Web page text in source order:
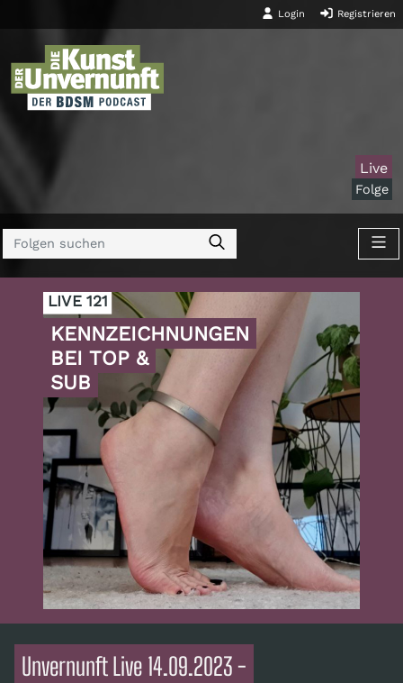
Login Registrieren
Live
Folge
LIVE 121
KENNZEICHNUNGEN
BEI TOP &
SUB
Unvernunft Live 14.09.2023 -